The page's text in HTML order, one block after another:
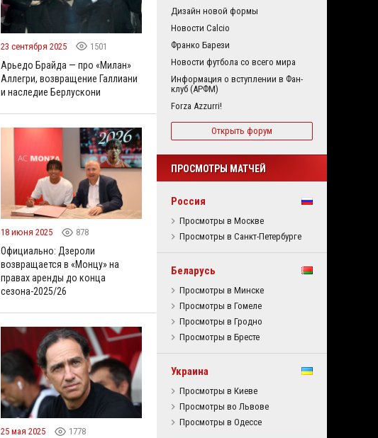
23 сентября 2025 1501
Арьедо Брайда — про «Милан»
Аллегри, возвращение Галлиани
и наследие Берлускони
18 июня 2025 878
Официально: Дзероли
возвращается в «Монцу» на
правах аренды до конца
сезона-2025/26
25 мая 2025 1778
Дизайн новой формы
Новости Calcio
Франко Барези
Новости футбола со всего мира
Информация о вступлении в Фан-
клуб (АРФМ)
Forza Azzurri!
Открыть форум
ПРОСМОТРЫ МАТЧЕЙ
Россия
Просмотры в Москве
Просмотры в Санкт-Петербурге
Беларусь
Просмотры в Минске
Просмотры в Гомеле
Просмотры в Гродно
Просмотры в Бресте
Украина
Просмотры в Киеве
Просмотры во Львове
Просмотры в Одессе